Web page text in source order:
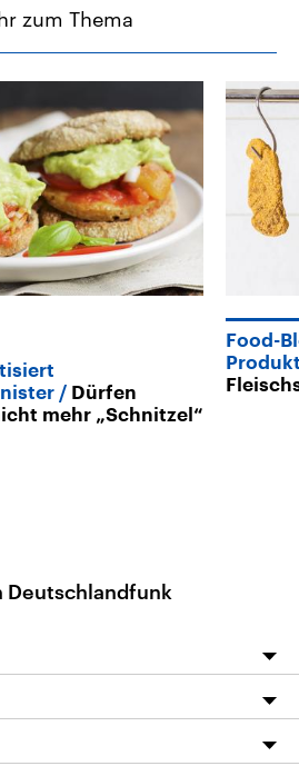
zum Thema
Dürfen
mehr „Schnitzel“
Food-
Deutschlandfunk